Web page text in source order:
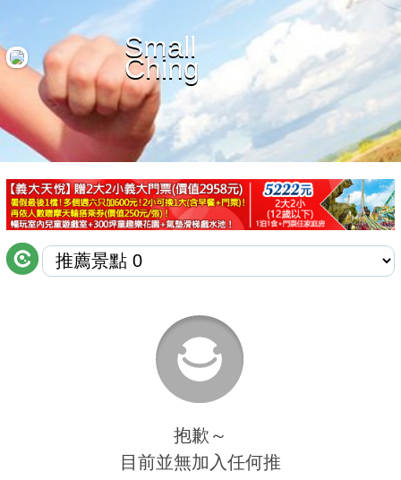
最新留言
商家合作
推薦景點
討論區
聯絡我們
Small
Ching
抱歉～
目前並無加入任何推